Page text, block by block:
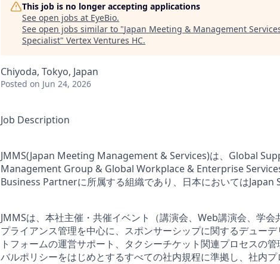
This job is no longer accepting applications
See open jobs at EyeBio.
See open jobs similar to "Japan Meeting & Management
Specialist" Vertex Ventures HC.
Chiyoda, Tokyo, Japan
Posted on Jun 24, 2026
Job Description
JMMS(Japan Meeting Management & Services)は、Global
Management Group & Global Workplace & Enterprise
Business Partnerに所属する組織であり、日本においてはJapan
JMMSは、本社主催・共催イベント（講演会、Web講演会、学
プライアンス管理を中心に、スポンサーシップに関するデュー
トフォームの運営サポート、タクシーチケット関連プロセスの
バルポリシーをはじめとするすべての社内規程に準拠し、社内プ